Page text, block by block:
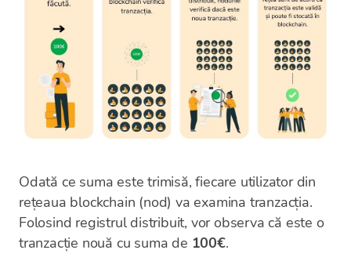
Odată ce suma este trimisă, fiecare utilizator din
rețeaua blockchain (nod) va examina tranzacția.
Folosind registrul distribuit, vor observa că este o
tranzacție nouă cu suma de 100€.